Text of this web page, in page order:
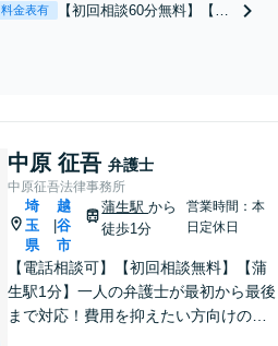
況を丁寧にお聞きし
さい。【リーズナブ
ルな料金設定】
料金表有
【初回相談60分無料】【全
続税対策等お任せくださ
【解決実績豊富】【電話相
談可】
中原 征吾 弁護士
中原征吾法律事務所
埼
玉
県
越
谷
市
蒲生駅から
徒歩1分
営業時間：本
日定休日
【電話相談可】【初回相談無料】【蒲
生駅1分】一人の弁護士が最初から最後
まで対応！費用を抑えたい方向けのバ